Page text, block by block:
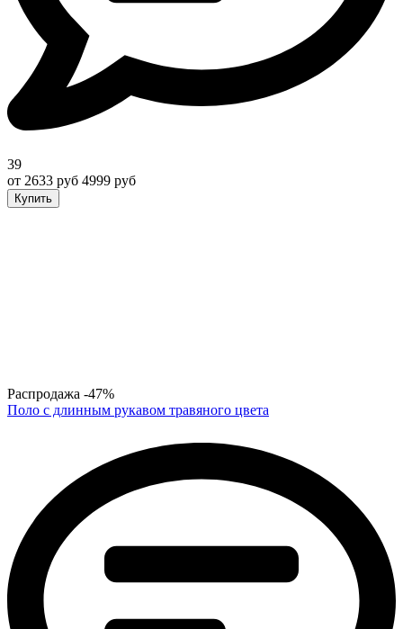
39
от 2633 руб 4999 руб
Купить
Распродажа -47%
Поло с длинным рукавом травяного цвета